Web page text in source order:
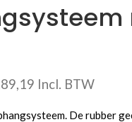
Incl. BTW
De rubber